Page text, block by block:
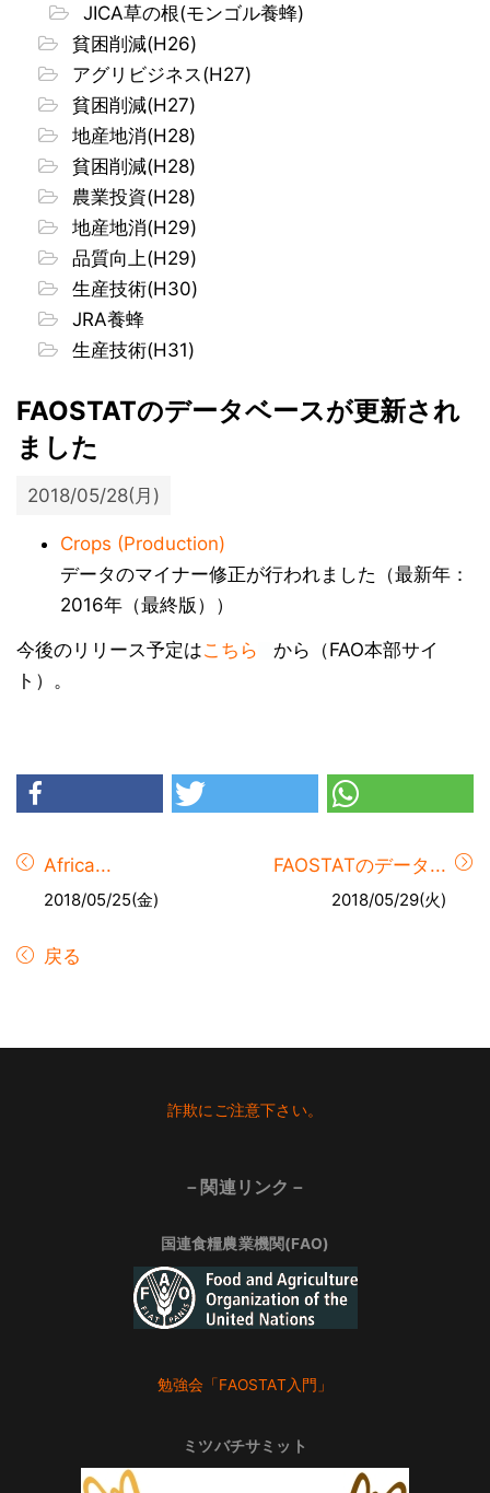
JICA草の根(モンゴル養蜂)
貧困削減(H26)
アグリビジネス(H27)
貧困削減(H27)
地産地消(H28)
貧困削減(H28)
農業投資(H28)
地産地消(H29)
品質向上(H29)
生産技術(H30)
JRA養蜂
生産技術(H31)
FAOSTATのデータベースが更新され
ました
2018/05/28(月)
Crops (Production)
データのマイナー修正が行われました（最新年：
2016年（最終版））
今後のリリース予定はこちら
から（FAO本部サイ
ト）。
Africa...
2018/05/25(金)
FAOSTATのデータ...
2018/05/29(火)
戻る
詐欺にご注意下さい。
－関連リンク－
国連食糧農業機関(FAO)
勉強会「FAOSTAT入門」
ミツバチサミット